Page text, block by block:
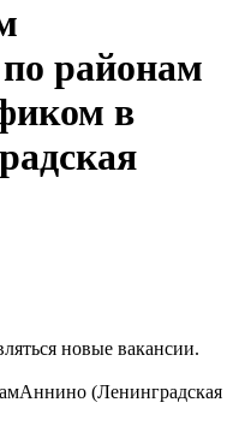
районам
в
новые вакансии.
Аннино (Ленинградская